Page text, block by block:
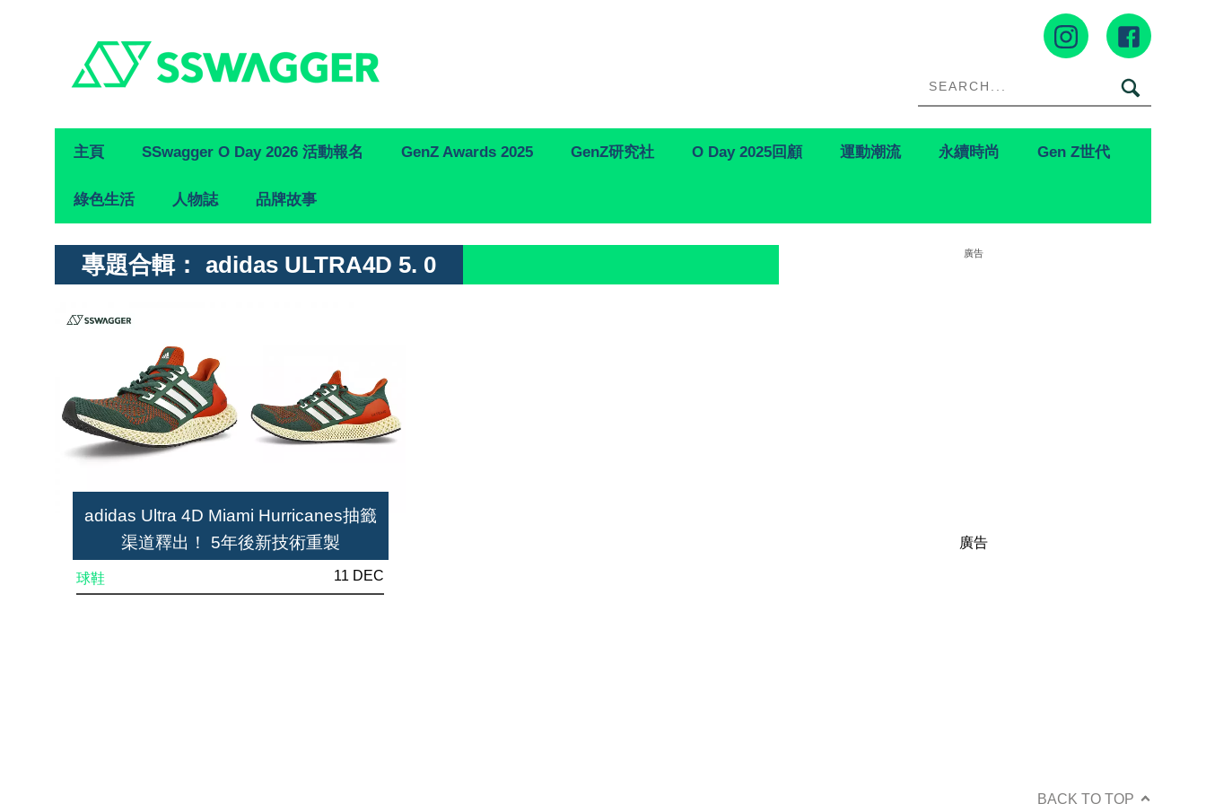
Primary
Navigation
主頁 SSwagger O Day 2026 活動報名 GenZ Awards 2025 GenZ研究社 O Day 2025回顧 運動潮流 永續時尚 Gen Z世代
綠色生活 人物誌 品牌故事
專題合輯： adidas ULTRA4D 5. 0
adidas Ultra 4D Miami Hurricanes抽籤
渠道釋出！ 5年後新技術重製
球鞋 11 DEC
廣告
廣告
BACK TO TOP